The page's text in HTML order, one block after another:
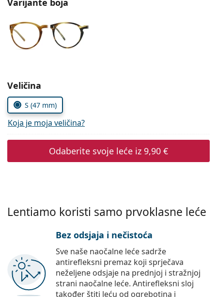
Persol
Prada
Sve marke sunčanih naočala
Odaberite parametre
Veličina
S (47 mm)
Koja je moja veličina?
Odaberite svoje leće iz 9,90 €
Lentiamo koristi samo prvoklasne leće
Bez odsjaja i nečistoća
Sve naše naočalne leće sadrže
antirefleksni premaz koji sprječava
neželjene odsjaje na prednjoj i stražnjoj
strani naočalne leće. Antirefleksni sloj
također štiti leću od ogrebotina i